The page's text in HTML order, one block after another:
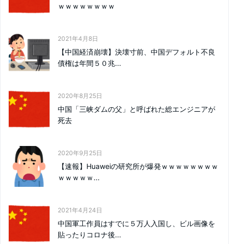
ｗｗｗｗｗｗｗｗ
2021年4月8日
【中国経済崩壊】決壊寸前、中国デフォルト不良
債権は年間５０兆...
2020年8月25日
中国「三峡ダムの父」と呼ばれた総エンジニアが
死去
2020年9月25日
【速報】Huaweiの研究所が爆発ｗｗｗｗｗｗｗｗ
ｗｗｗｗｗ...
2021年4月24日
中国軍工作員はすでに５万人入国し、ビル画像を
貼ったりコロナ後...